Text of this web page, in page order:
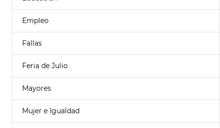
Empleo
Fallas
Feria de Julio
Mayores
Mujer e Igualdad